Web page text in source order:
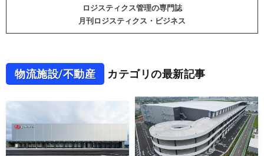
ロジスティクス管理の専門誌
月刊ロジスティクス・ビジネス
物流施設/不動産 カテゴリの最新記事